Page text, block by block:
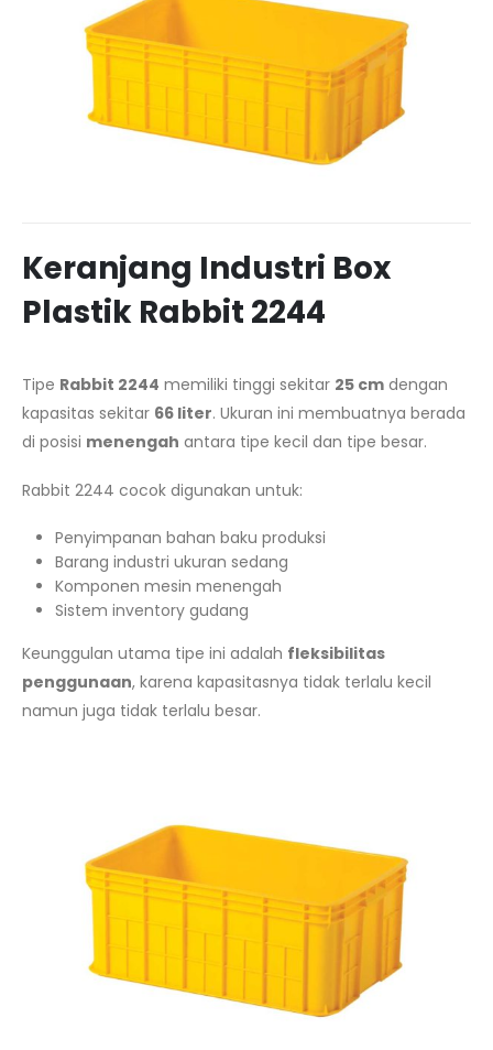
Keranjang Industri Box
Plastik Rabbit 2244
Tipe Rabbit 2244 memiliki tinggi sekitar 25 cm dengan
kapasitas sekitar 66 liter. Ukuran ini membuatnya berada
di posisi menengah antara tipe kecil dan tipe besar.
Rabbit 2244 cocok digunakan untuk:
Penyimpanan bahan baku produksi
Barang industri ukuran sedang
Komponen mesin menengah
Sistem inventory gudang
Keunggulan utama tipe ini adalah fleksibilitas
penggunaan, karena kapasitasnya tidak terlalu kecil
namun juga tidak terlalu besar.